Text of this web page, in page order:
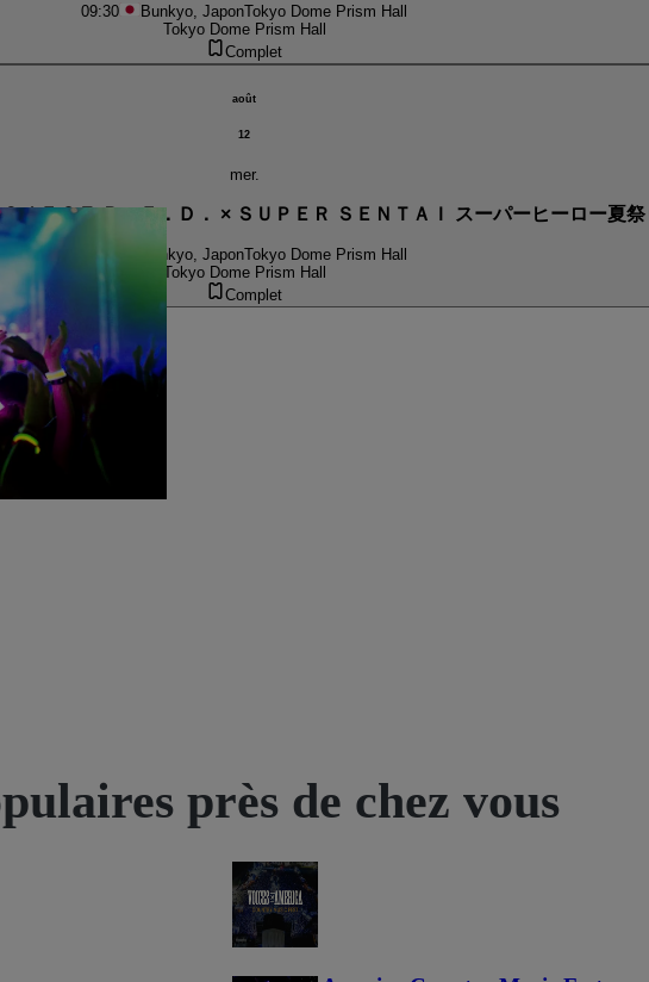
09:30 Bunkyo, JaponTokyo Dome Prism Hall
Tokyo Dome Prism Hall
Complet
août
12
mer.
ＪＥＣＴ Ｒ．Ｅ．Ｄ． × ＳＵＰＥＲ ＳＥＮＴＡＩ スーパーヒーロー夏祭
Bunkyo, JaponTokyo Dome Prism Hall
Tokyo Dome Prism Hall
Complet
près de chez vous